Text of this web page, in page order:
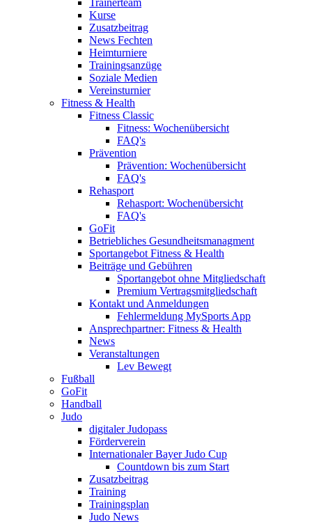
Kurse
Zusatzbeitrag
News Fechten
Heimturniere
Trainingsanzüge
Soziale Medien
Vereinsturnier
Fitness & Health
Fitness Classic
Fitness: Wochenübersicht
FAQ's
Prävention
Prävention: Wochenübersicht
FAQ's
Rehasport
Rehasport: Wochenübersicht
FAQ's
GoFit
Betriebliches Gesundheitsmanagment
Sportangebot Fitness & Health
Beiträge und Gebühren
Sportangebot ohne Mitgliedschaft
Premium Vertragsmitgliedschaft
Kontakt und Anmeldungen
Fehlermeldung MySports App
Ansprechpartner: Fitness & Health
News
Veranstaltungen
Lev Bewegt
Fußball
GoFit
Handball
Judo
digitaler Judopass
Förderverein
Internationaler Bayer Judo Cup
Countdown bis zum Start
Zusatzbeitrag
Training
Trainingsplan
Judo News